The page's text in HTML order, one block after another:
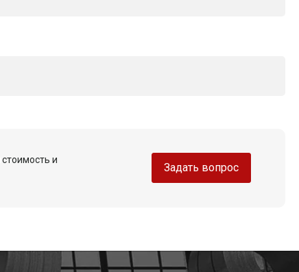
и
Задать вопрос